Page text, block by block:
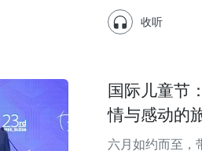
收听
国际儿童节
情与感动的
六月如约而至，